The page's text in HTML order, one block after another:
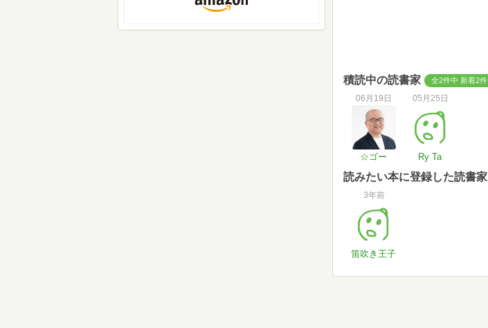
積読中の読書家 全2件中 新着2件
06月19日
☆ゴー
05月25日
Ry Ta
読みたい本に登録した読書家
3年前
笛吹き王子